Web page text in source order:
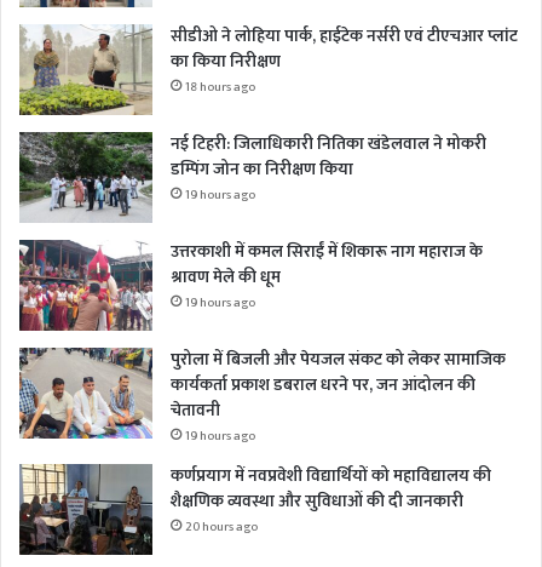
सीडीओ ने लोहिया पार्क, हाईटेक नर्सरी एवं टीएचआर प्लांट
का किया निरीक्षण
18 hours ago
नई टिहरी: जिलाधिकारी नितिका खंडेलवाल ने मोकरी
डम्पिंग जोन का निरीक्षण किया
19 hours ago
उत्तरकाशी में कमल सिराईं में शिकारू नाग महाराज के
श्रावण मेले की धूम
19 hours ago
पुरोला में बिजली और पेयजल संकट को लेकर सामाजिक
कार्यकर्ता प्रकाश डबराल धरने पर, जन आंदोलन की
चेतावनी
19 hours ago
कर्णप्रयाग में नवप्रवेशी विद्यार्थियों को महाविद्यालय की
शैक्षणिक व्यवस्था और सुविधाओं की दी जानकारी
20 hours ago